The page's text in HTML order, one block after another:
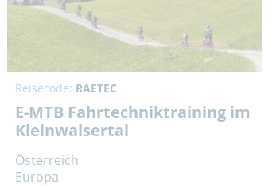
Reisecode: RAETEC
E-MTB Fahrtechniktraining im
Kleinwalsertal
Österreich
Europa